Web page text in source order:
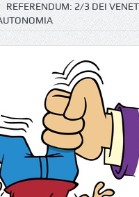
REFERENDUM: 2/3 DEI